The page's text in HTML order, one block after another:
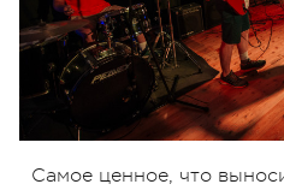
Самое ценное, что